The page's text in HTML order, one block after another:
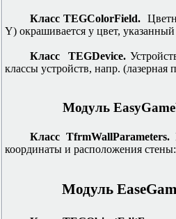
Класс TEGColorField.
Y) окрашивается у цвет,
Класс TEGDevice.
классы устройств, напр. (лазерная
Модуль
Класс TfrmWallParameters.
координаты и расположения
Модуль